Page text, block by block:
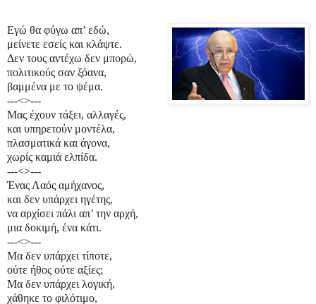
Εγώ θα φύγω απ’ εδώ,
μείνετε εσείς και κλάψτε.
Δεν τους αντέχω δεν μπορώ,
πολιτικούς σαν ξόανα,
βαμμένα με το ψέμα.
---<>---
Μας έχουν τάξει, αλλαγές,
και υπηρετούν μοντέλα,
πλασματικά και άγονα,
χωρίς καμιά ελπίδα.
---<>---
Ένας Λαός αμήχανος,
και δεν υπάρχει ηγέτης,
να αρχίσει πάλι απ’ την αρχή,
μια δοκιμή, ένα κάτι.
---<>---
Μα δεν υπάρχει τίποτε,
ούτε ήθος ούτε αξίες;
Μα δεν υπάρχει λογική,
χάθηκε το φιλότιμο,